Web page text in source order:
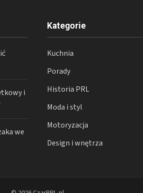
i
we
Kategorie
Kuchnia
Porady
Historia PRL
Moda i styl
Motoryzacja
Design i wnętrza